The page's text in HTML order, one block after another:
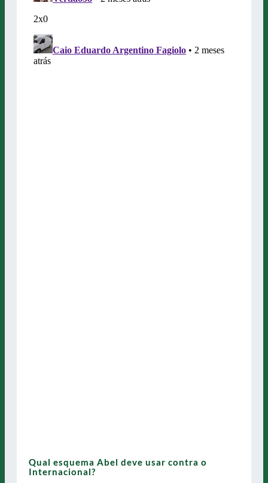
Qual esquema Abel deve usar contra o
Internacional?